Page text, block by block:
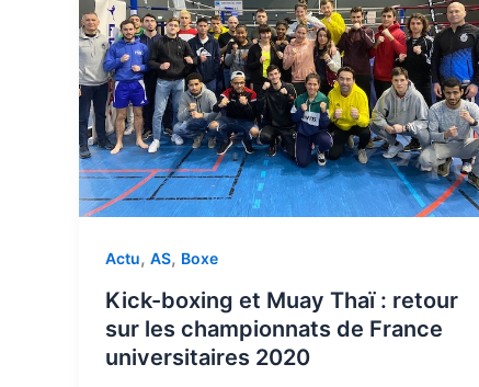
Actu, AS, Boxe
Kick-boxing et Muay Thaï : retour
sur les championnats de France
universitaires 2020